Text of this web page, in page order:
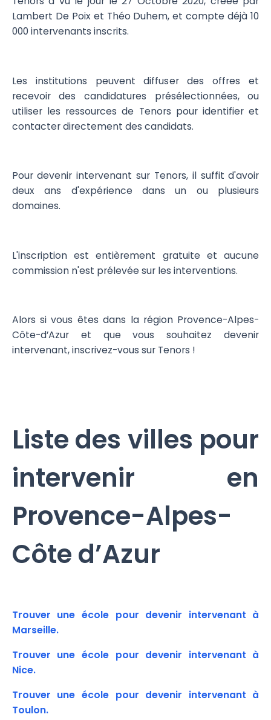
Lambert De Poix et Théo Duhem, et compte déjà 10
000 intervenants inscrits.
Les institutions peuvent diffuser des offres et
recevoir des candidatures présélectionnées, ou
utiliser les ressources de Tenors pour identifier et
contacter directement des candidats.
Pour devenir intervenant sur Tenors, il suffit d'avoir
deux ans d'expérience dans un ou plusieurs
domaines.
L'inscription est entièrement gratuite et aucune
commission n'est prélevée sur les interventions.
Alors si vous êtes dans la région Provence-Alpes-
Côte-d’Azur et que vous souhaitez devenir
intervenant, inscrivez-vous sur Tenors !
Liste des villes pour
intervenir en
Provence-Alpes-
Côte d’Azur
Trouver une école pour devenir intervenant à
Marseille.
Trouver une école pour devenir intervenant à
Nice.
Trouver une école pour devenir intervenant à
Toulon.